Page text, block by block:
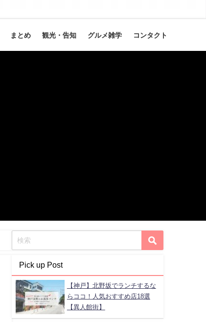
まとめ 観光・告知 グルメ雑学 コンタクト
Pick up Post
【神戸】北野坂でランチするな
らココ！人気おすすめ店18選
【異人館街】